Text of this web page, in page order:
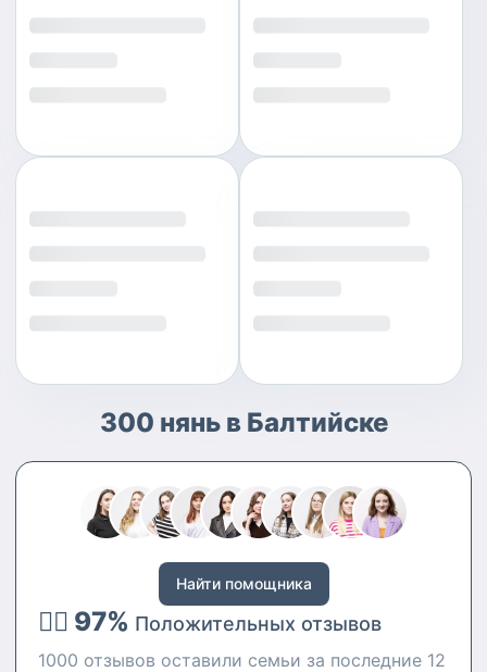
300 нянь в Балтийске
Найти помощника
👍🏻 97% Положительных отзывов
1000 отзывов оставили семьи за последние 12